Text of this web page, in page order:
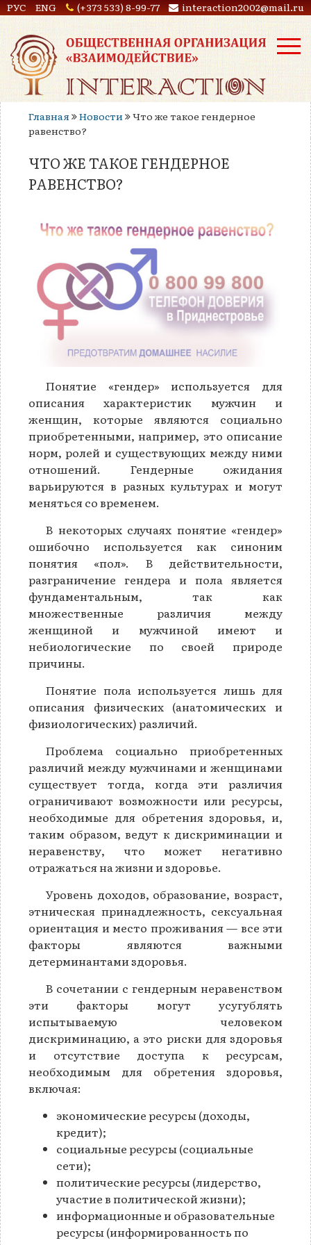
РУС ENG (+373 533) 8-99-77 interaction2002@mail.ru
Главная Новости
Что же такое гендерное
равенство?
ЧТО ЖЕ ТАКОЕ ГЕНДЕРНОЕ
РАВЕНСТВО?
Понятие «гендер» используется для
описания характеристик мужчин и
женщин, которые являются социально
приобретенными, например, это описание
норм, ролей и существующих между ними
отношений. Гендерные ожидания
варьируются в разных культурах и могут
меняться со временем.
В некоторых случаях понятие «гендер»
ошибочно используется как синоним
понятия «пол». В действительности,
разграничение гендера и пола является
фундаментальным, так как
множественные различия между
женщиной и мужчиной имеют и
небиологические по своей природе
причины.
Понятие пола используется лишь для
описания физических (анатомических и
физиологических) различий.
Проблема социально приобретенных
различий между мужчинами и женщинами
существует тогда, когда эти различия
ограничивают возможности или ресурсы,
необходимые для обретения здоровья, и,
таким образом, ведут к дискриминации и
неравенству, что может негативно
отражаться на жизни и здоровье.
Уровень доходов, образование, возраст,
этническая принадлежность, сексуальная
ориентация и место проживания — все эти
факторы являются важными
детерминантами здоровья.
В сочетании с гендерным неравенством
эти факторы могут усугублять
испытываемую человеком
дискриминацию, а это риски для здоровья
и отсутствие доступа к ресурсам,
необходимым для обретения здоровья,
включая:
экономические ресурсы (доходы,
кредит);
социальные ресурсы (социальные
сети);
политические ресурсы (лидерство,
участие в политической жизни);
информационные и образовательные
ресурсы (информированность по